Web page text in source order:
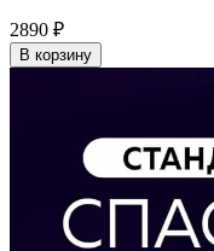
2890 ₽
В корзину